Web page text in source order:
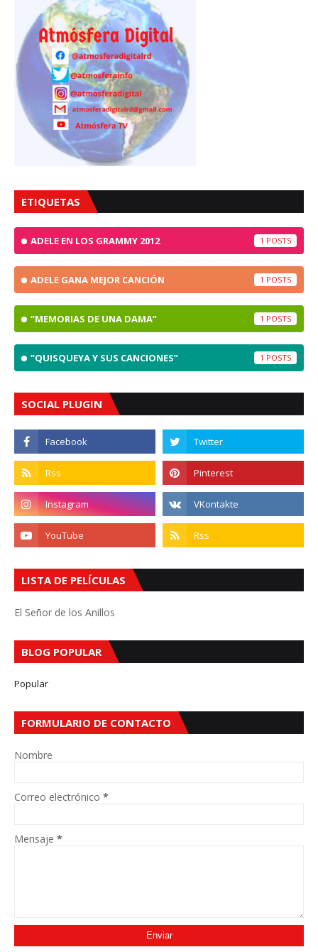
ETIQUETAS
ADELE EN LOS GRAMMY 2012 1
ADELE GANA MEJOR CANCIÓN 1
“MEMORIAS DE UNA DAMA” 1
“QUISQUEYA Y SUS CANCIONES” 1
SOCIAL PLUGIN
LISTA DE PELÍCULAS
El Señor de los Anillos
BLOG POPULAR
Popular
FORMULARIO DE CONTACTO
Nombre
Correo electrónico *
Mensaje *